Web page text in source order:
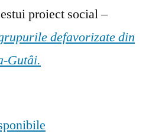
proiect social –
defavorizate din
Gutâi.